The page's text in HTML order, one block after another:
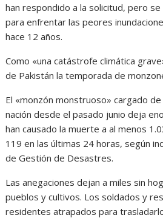
han respondido a la solicitud, pero
para enfrentar las peores
hace 12 años.
Como «una catástrofe climática
de Pakistán la temporada de
El «monzón monstruoso» cargado
nación desde el pasado junio deja
han causado la muerte a al menos
119 en las últimas 24 horas, según
de Gestión de Desastres.
Las anegaciones dejan a miles sin
pueblos y cultivos. Los soldados y
residentes atrapados para